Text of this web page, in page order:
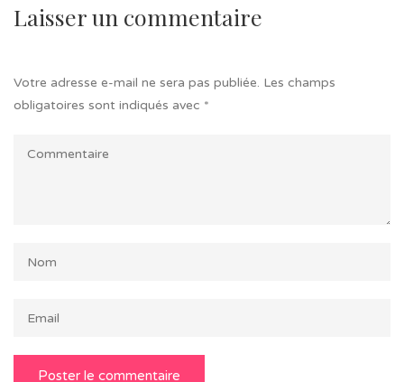
Laisser un commentaire
Votre adresse e-mail ne sera pas publiée. Les champs
obligatoires sont indiqués avec *